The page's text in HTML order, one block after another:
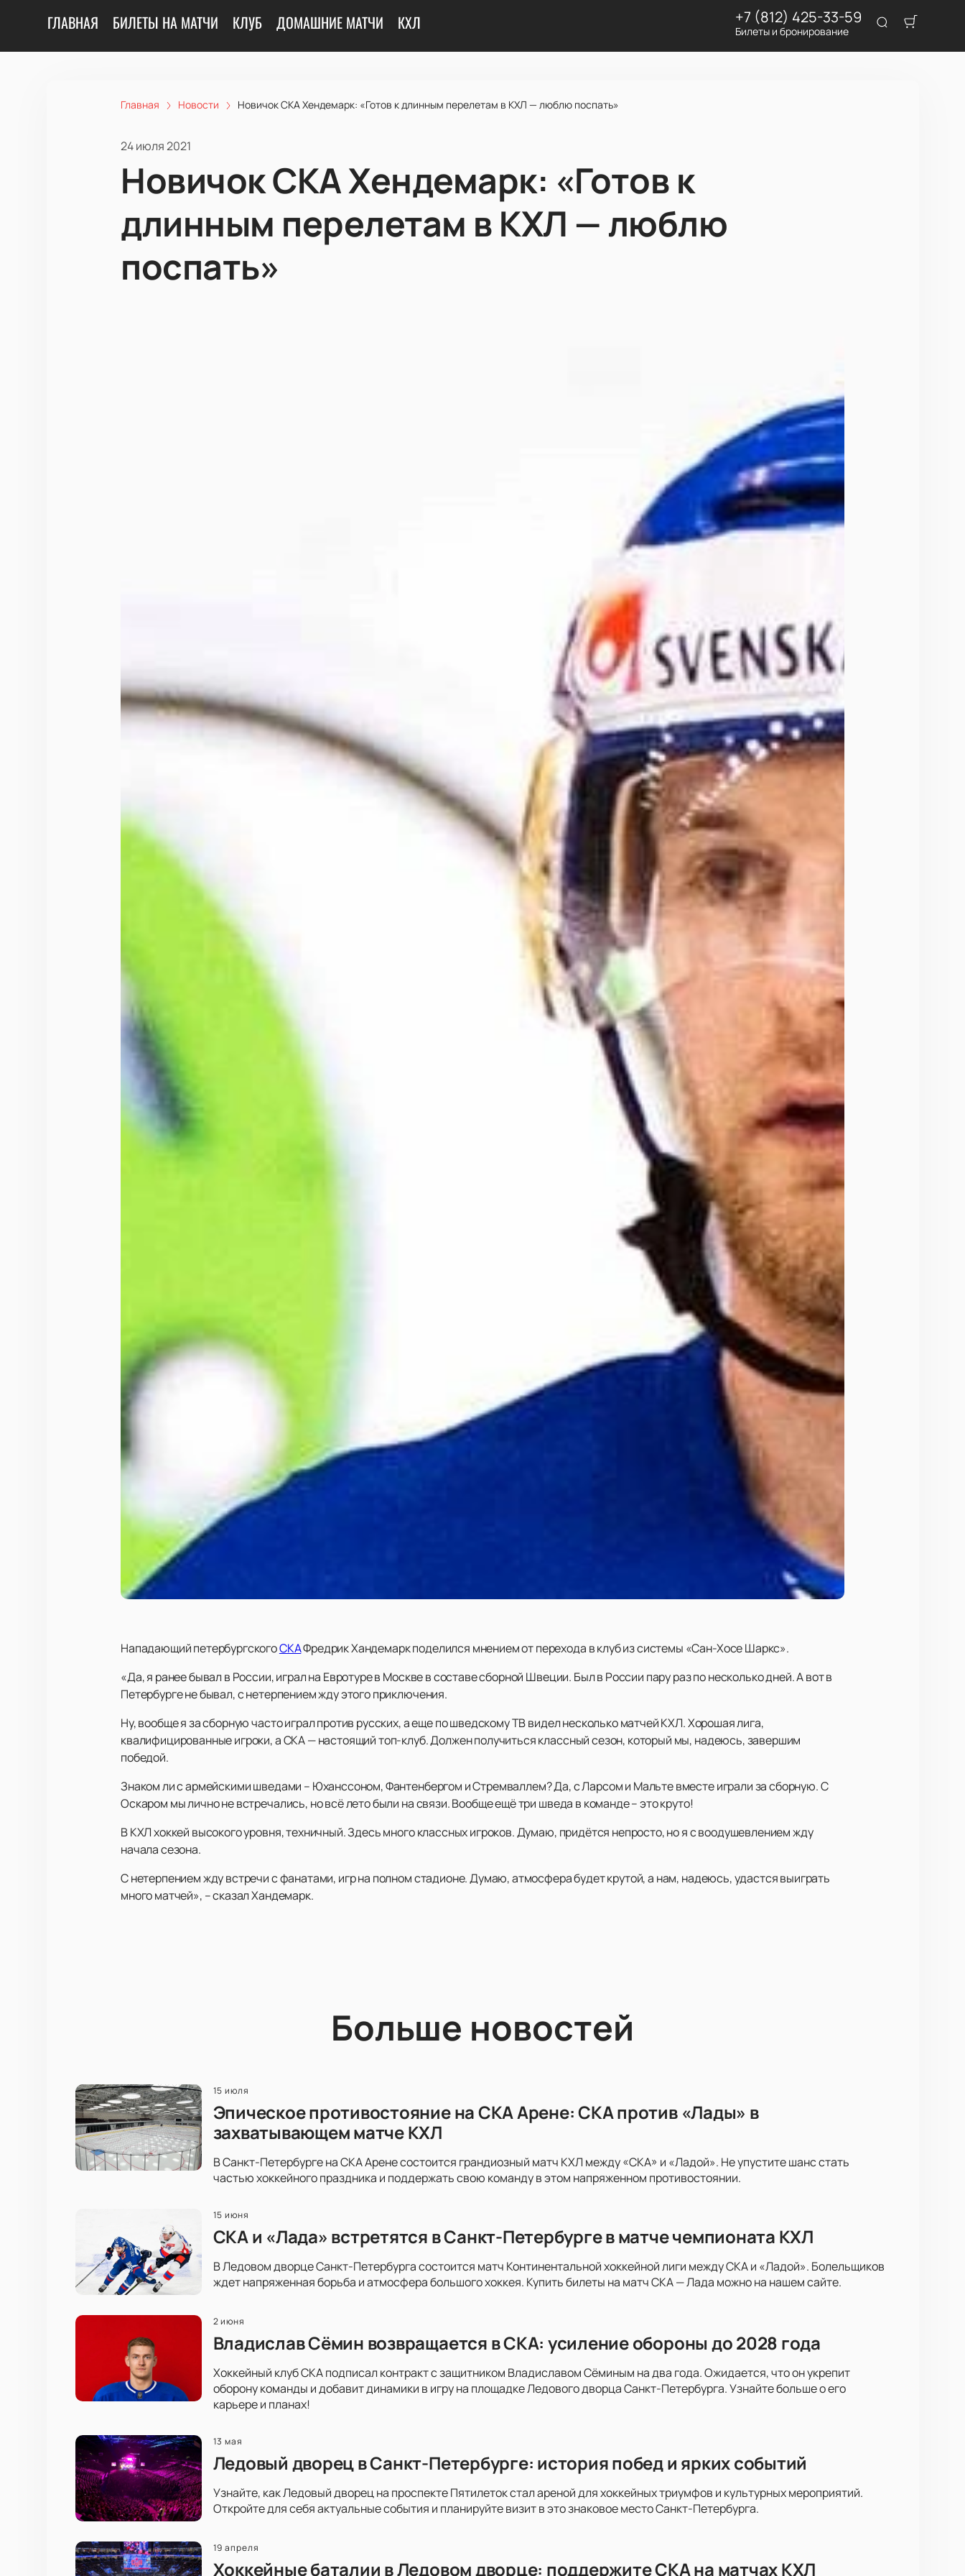
ГЛАВНАЯ БИЛЕТЫ НА МАТЧИ КЛУБ ДОМАШНИЕ МАТЧИ КХЛ +7 (812) 425-33-59
Билеты и бронирование
Главная Новости Новичок СКА Хендемарк: «Готов к длинным перелетам в КХЛ — люблю поспать»
24 июля 2021
Новичок СКА Хендемарк: «Готов к
длинным перелетам в КХЛ — люблю
поспать»
Нападающий петербургскогоСКАФредрик Хандемарк поделился мнением от перехода в клуб из системы «Сан-Хосе Шаркс».
«Да, я ранее бывал в России, играл на Евротуре в Москве в составе сборной Швеции. Был в России пару раз по несколько дней. А вот в
Петербурге не бывал, с нетерпением жду этого приключения.
Ну, вообще я за сборную часто играл против русских, а еще по шведскому ТВ видел несколько матчей КХЛ. Хорошая лига,
квалифицированные игроки, а СКА — настоящий топ-клуб. Должен получиться классный сезон, который мы, надеюсь, завершим
победой.
Знаком ли с армейскими шведами – Юханссоном, Фантенбергом и Стремваллем? Да, с Ларсом и Мальте вместе играли за сборную. С
Оскаром мы лично не встречались, но всё лето были на связи. Вообще ещё три шведа в команде – это круто!
В КХЛ хоккей высокого уровня, техничный. Здесь много классных игроков. Думаю, придётся непросто, но я с воодушевлением жду
начала сезона.
С нетерпением жду встречи с фанатами, игр на полном стадионе. Думаю, атмосфера будет крутой, а нам, надеюсь, удастся выиграть
много матчей», – сказал Хандемарк.
Больше новостей
15 июля
Эпическое противостояние на СКА Арене: СКА против «Лады» в
захватывающем матче КХЛ
В Санкт-Петербурге на СКА Арене состоится грандиозный матч КХЛ между «СКА» и «Ладой». Не упустите шанс стать
частью хоккейного праздника и поддержать свою команду в этом напряженном противостоянии.
15 июня
СКА и «Лада» встретятся в Санкт-Петербурге в матче чемпионата КХЛ
В Ледовом дворце Санкт-Петербурга состоится матч Континентальной хоккейной лиги между СКА и «Ладой». Болельщиков
ждет напряженная борьба и атмосфера большого хоккея. Купить билеты на матч СКА — Лада можно на нашем сайте.
2 июня
Владислав Сёмин возвращается в СКА: усиление обороны до 2028 года
Хоккейный клуб СКА подписал контракт с защитником Владиславом Сёминым на два года. Ожидается, что он укрепит
оборону команды и добавит динамики в игру на площадке Ледового дворца Санкт-Петербурга. Узнайте больше о его
карьере и планах!
13 мая
Ледовый дворец в Санкт-Петербурге: история побед и ярких событий
Узнайте, как Ледовый дворец на проспекте Пятилеток стал ареной для хоккейных триумфов и культурных мероприятий.
Откройте для себя актуальные события и планируйте визит в это знаковое место Санкт-Петербурга.
19 апреля
Хоккейные баталии в Ледовом дворце: поддержите СКА на матчах КХЛ